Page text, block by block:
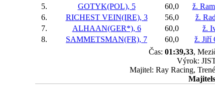
5.
GOTYK(POL), 5 60,0 ž.
6.
RICHEST VEIN(IRE), 3 56,0 ž.
7.
ALHAAN(GER*), 6 60,0 ž.
8.
SAMMETSMAN(FR), 7 60,0 ž. Jiří
Čas: 01:39,33,
Výrok:
Majitel: Ray Racing,